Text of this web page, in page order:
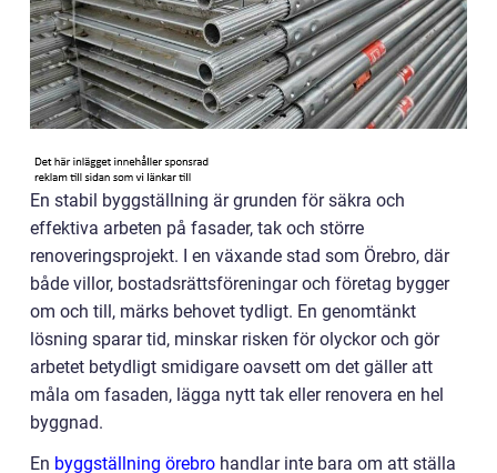
En stabil byggställning är grunden för säkra och
effektiva arbeten på fasader, tak och större
renoveringsprojekt. I en växande stad som Örebro, där
både villor, bostadsrättsföreningar och företag bygger
om och till, märks behovet tydligt. En genomtänkt
lösning sparar tid, minskar risken för olyckor och gör
arbetet betydligt smidigare oavsett om det gäller att
måla om fasaden, lägga nytt tak eller renovera en hel
byggnad.
En byggställning örebro handlar inte bara om att ställa